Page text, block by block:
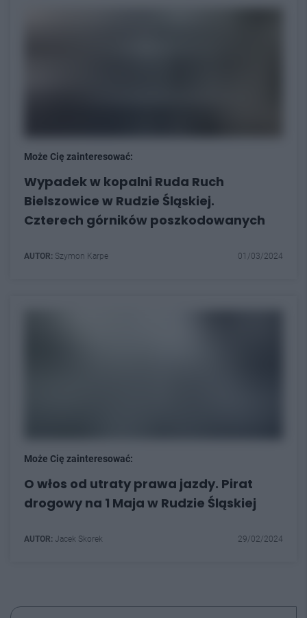
Może Cię zainteresować:
Wypadek w kopalni Ruda Ruch
Bielszowice w Rudzie Śląskiej.
Czterech górników poszkodowanych
AUTOR: Szymon Karpe 01/03/2024
Może Cię zainteresować:
O włos od utraty prawa jazdy. Pirat
drogowy na 1 Maja w Rudzie Śląskiej
AUTOR: Jacek Skorek 29/02/2024